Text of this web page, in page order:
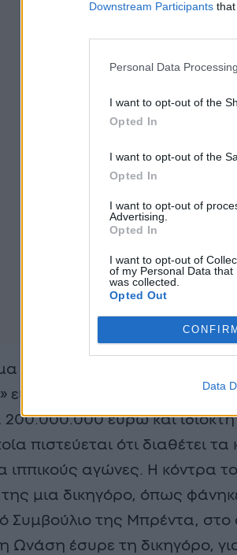
Downstream Participants
Personal Data
I want to opt-out of the
Opted In
I want to opt-out of the
Opted In
I want to opt-out of
Advertising.
Opted In
I want to opt-out of
of my Personal Data
was collected.
Opted Out
CONFIRM
Data
του ολλανδικού περιοδικού
στα μαχαίρια με τον
200.000.000 ευρώ και
πιστεύεται ότι διαθέτει
ιππικούς αγώνες. Η κόντρα
της μια δικηγόρο, όπως
Συμβούλιο της Μπρέντα, στο
Ωνάση έσυρε τη δικηγόρο,